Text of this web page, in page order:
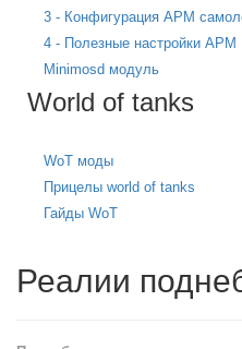
3 - Конфигурация APM
4 - Полезные настройки APM
Minimosd модуль
World of tanks
WoT моды
Прицелы world of tanks
Гайды WoT
Реалии